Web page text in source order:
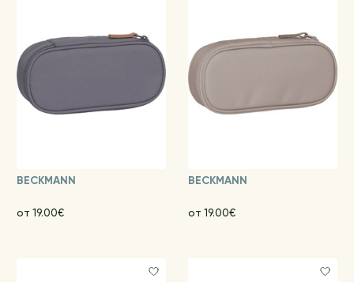
BECKMANN
от 19.00€
BECKMANN
от 19.00€